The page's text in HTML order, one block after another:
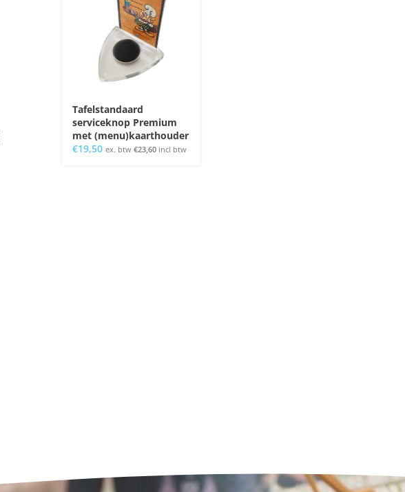
Tafelstandaard
serviceknop Premium
met (menu)kaarthouder
€19,50 ex. btw €23,60incl btw